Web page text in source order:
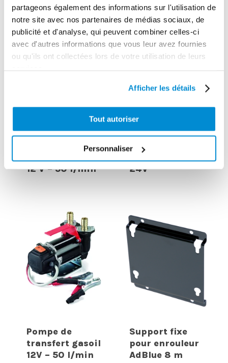
partageons également des informations sur l'utilisation de
notre site avec nos partenaires de médias sociaux, de
publicité et d'analyse, qui peuvent combiner celles-ci
avec d'autres informations que vous leur avez fournies
ou qu'ils ont collectées lors de votre utilisation de leurs
Afficher les détails
Tout autoriser
Personnaliser
transfert gasoil
12 V – 50 l/min
Kit 2 embouts
cannelés droits
en laiton pour
pompes 12 et
24V
Pompe de
transfert gasoil
12V – 50 l/min
Support fixe
pour enrouleur
AdBlue 8 m